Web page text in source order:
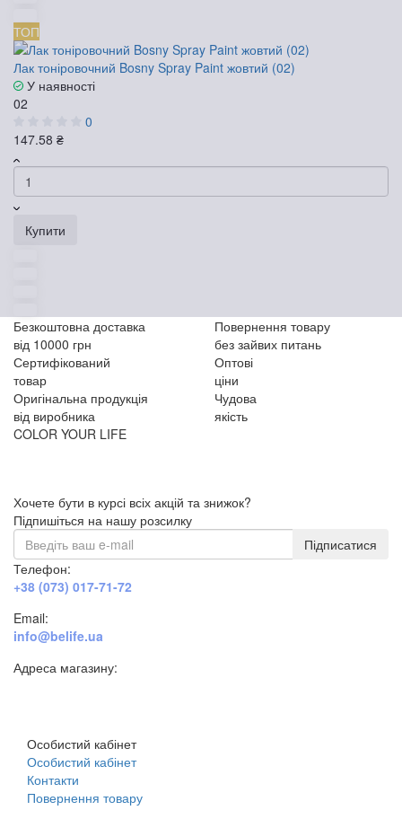
ТОП
Лак тоніровочний Bosny Spray Paint жовтий (02)
У наявності
02
0
147.58 ₴
Купити
Безкоштовна доставка
від 10000 грн
Повернення товару
без зайвих питань
Сертифікований
товар
Оптові
ціни
Оригінальна продукція
від виробника
Чудова
якість
COLOR YOUR LIFE
Хочете бути в курсі всіх акцій та знижок?
Підпишіться на нашу розсилку
Підписатися
Телефон:
+38 (073) 017-71-72
Email:
info@belife.ua
Адреса магазину:
Особистий кабінет
Особистий кабінет
Контакти
Повернення товару